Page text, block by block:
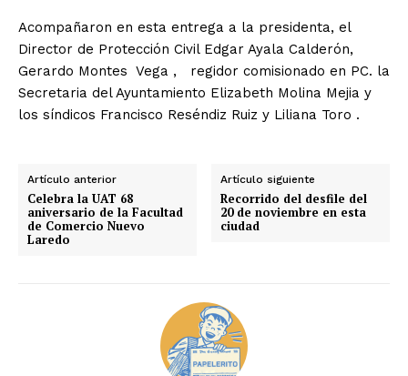
Acompañaron en esta entrega a la presidenta, el
Director de Protección Civil Edgar Ayala Calderón,
Gerardo Montes Vega , regidor comisionado en PC. la
Secretaria del Ayuntamiento Elizabeth Molina Mejia y
los síndicos Francisco Reséndiz Ruiz y Liliana Toro .
Artículo anterior
Celebra la UAT 68
aniversario de la Facultad
de Comercio Nuevo
Laredo
Artículo siguiente
Recorrido del desfile del
20 de noviembre en esta
ciudad